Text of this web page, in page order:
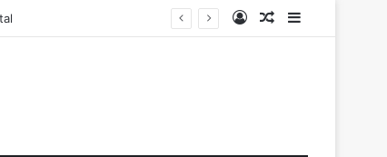
Log InRandom Article
Sidebar